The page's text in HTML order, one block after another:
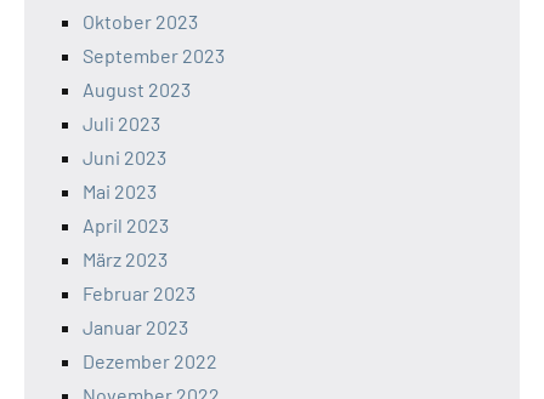
Oktober 2023
September 2023
August 2023
Juli 2023
Juni 2023
Mai 2023
April 2023
März 2023
Februar 2023
Januar 2023
Dezember 2022
November 2022